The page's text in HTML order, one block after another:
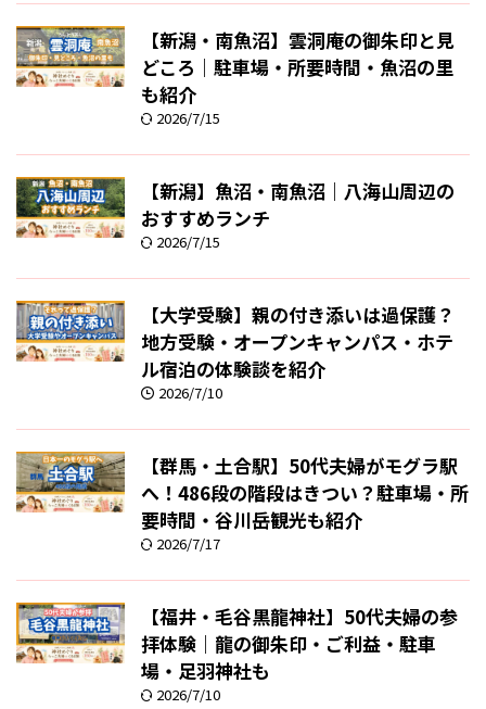
【新潟・南魚沼】雲洞庵の御朱印と見
どころ｜駐車場・所要時間・魚沼の里
も紹介
2026/7/15
【新潟】魚沼・南魚沼｜八海山周辺の
おすすめランチ
2026/7/15
【大学受験】親の付き添いは過保護？
地方受験・オープンキャンパス・ホテ
ル宿泊の体験談を紹介
2026/7/10
【群馬・土合駅】50代夫婦がモグラ駅
へ！486段の階段はきつい？駐車場・所
要時間・谷川岳観光も紹介
2026/7/17
【福井・毛谷黒龍神社】50代夫婦の参
拝体験｜龍の御朱印・ご利益・駐車
場・足羽神社も
2026/7/10